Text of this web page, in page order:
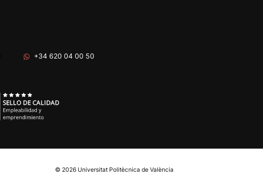
+34 620 04 00 50
© 2026 Universitat Politècnica de València